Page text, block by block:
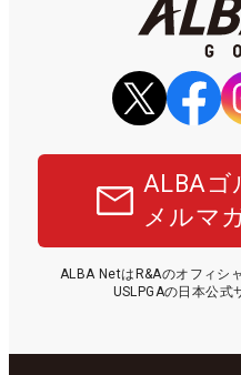
ALBAゴ
メルマ
ALBA NetはR&Aのオフィシ
USLPGAの日本公式